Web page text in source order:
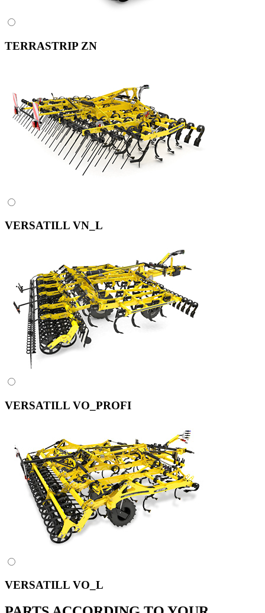
TERRASTRIP ZN
VERSATILL VN_L
VERSATILL VO_PROFI
VERSATILL VO_L